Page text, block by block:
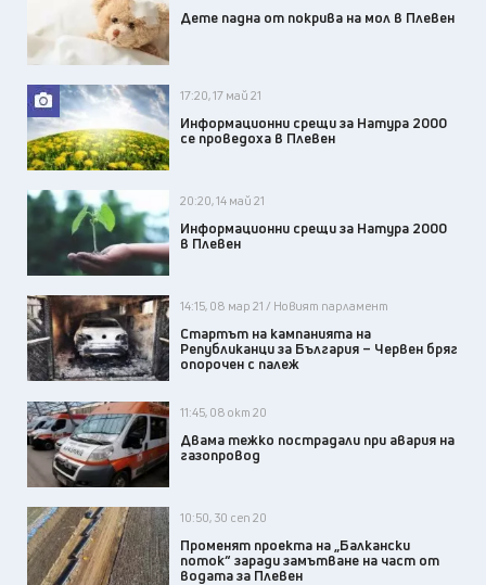
Дете падна от покрива на мол в Плевен
17:20, 17 май 21
Информационни срещи за Натура 2000
се проведоха в Плевен
20:20, 14 май 21
Информационни срещи за Натура 2000
в Плевен
14:15, 08 мар 21 / Новият парламент
Стартът на кампанията на
Републиканци за България – Червен бряг
опорочен с палеж
11:45, 08 окт 20
Двама тежко пострадали при авария на
газопровод
10:50, 30 сеп 20
Променят проекта на „Балкански
поток“ заради замътване на част от
водата за Плевен